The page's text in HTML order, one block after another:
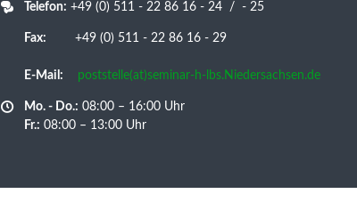
Telefon: +49 (0) 511 - 22 86 16 - 24 / - 25
Fax: +49 (0) 511 - 22 86 16 - 29
E-Mail: poststelle(at)seminar-h-lbs.Niedersachsen.de
Mo. - Do.: 08:00 – 16:00 Uhr
Fr.: 08:00 – 13:00 Uhr